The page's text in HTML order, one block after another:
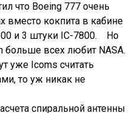
что Boeing 777 очень
вместо кокпита в кабине
и 3 штуки IC-7800. Но
больше всех любит NASA.
уже Icoms считать
то уж никак не